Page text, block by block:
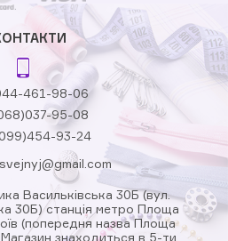
461-98-06
95-08
93-24
Васильківська 30Б (вул.
30Б) станція метро Площа
(попередня назва Площа
знаходиться в 5-ти